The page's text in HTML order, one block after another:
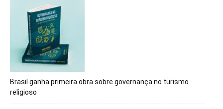
Brasil ganha primeira obra sobre governança no turismo
religioso